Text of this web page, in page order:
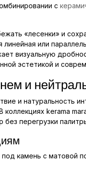
с
«лесенки» и
линейная или
визуальную
эстетикой и
и
и натуральность
kerama
перегрузки
камень с матовой